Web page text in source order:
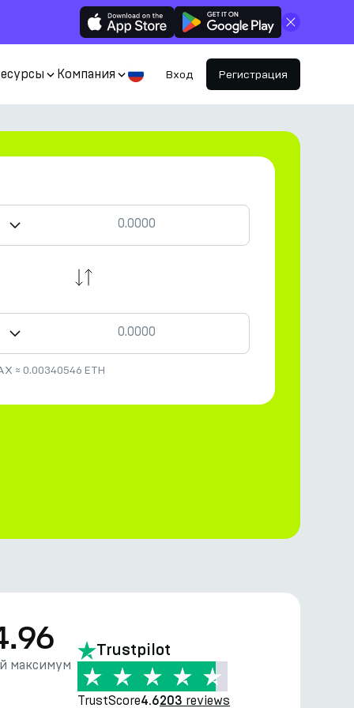
Закрыть
Компания Вход Регистрация
≈ 0.00340546 ETH
максимум
Trustpilot
TrustScore4.6203 reviews